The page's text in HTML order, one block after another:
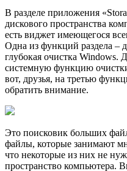
В разделе приложения
дискового пространства
есть виджет имеющегося
Одна из функций раздела –
глубокая очистка Windows.
системную функцию
вот, друзья, на третью
обратить внимание.
Это поисковик больших
файлы, которые занимают
что некоторые из них не
пространство компьютера.